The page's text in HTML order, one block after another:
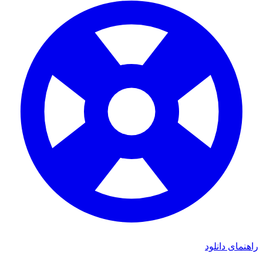
دانلود